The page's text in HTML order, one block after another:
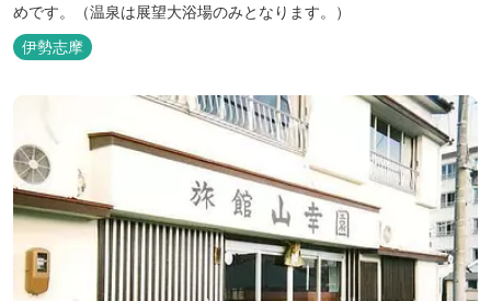
めです。（温泉は展望大浴場のみとなります。）
伊勢志摩